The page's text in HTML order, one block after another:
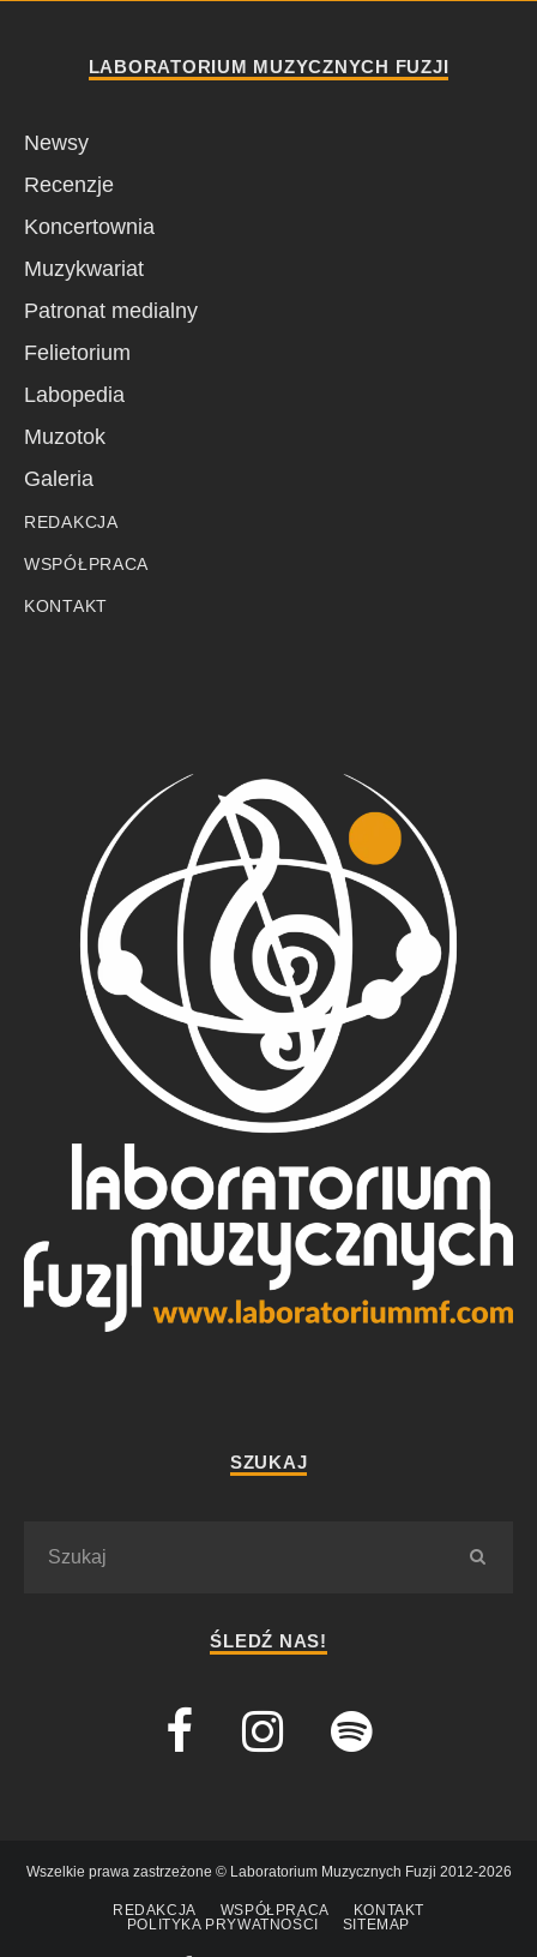
LABORATORIUM MUZYCZNYCH FUZJI
Newsy
Recenzje
Koncertownia
Muzykwariat
Patronat medialny
Felietorium
Labopedia
Muzotok
Galeria
REDAKCJA
WSPÓŁPRACA
KONTAKT
SZUKAJ
ŚLEDŹ NAS!
Wszelkie prawa zastrzeżone © Laboratorium Muzycznych Fuzji 2012-2026
REDAKCJA WSPÓŁPRACA
KONTAKT
POLITYKA PRYWATNOŚCI
SITEMAP